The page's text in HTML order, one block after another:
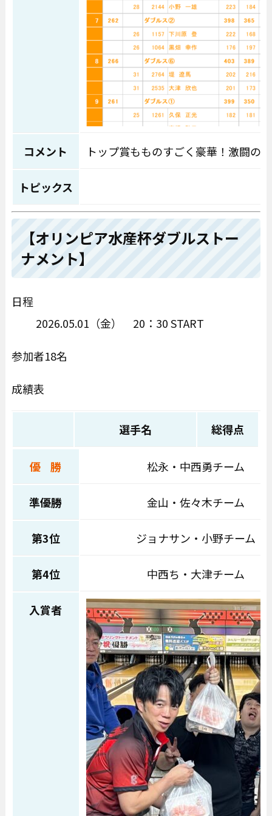
コメント トップ賞もものすごく豪華！激闘の
トピックス
【オリンピア水産杯ダブルストー
ナメント】
日程
2026.05.01（金） 20：30 START
参加者18名
成績表
選手名 総得点
優 勝 松永・中西勇チーム
準優勝 金山・佐々木チーム
第3位 ジョナサン・小野チーム
第4位 中西ち・大津チーム
入賞者